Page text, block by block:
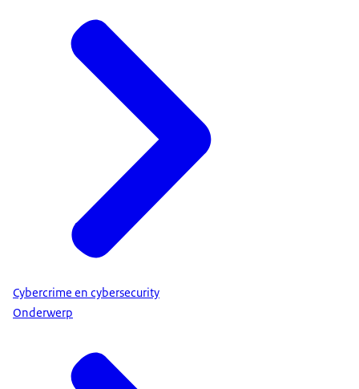
Cybercrime en cybersecurity
Onderwerp